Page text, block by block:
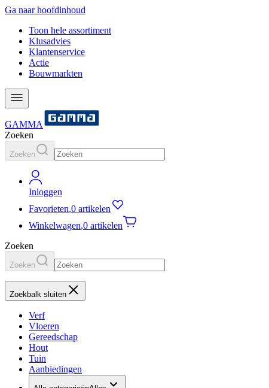
Ga naar hoofdinhoud
Toon hele assortiment
Klusadvies
Klantenservice
Actie
Bouwmarkten
GAMMA
Zoeken
Zoeken
Inloggen
Favorieten,0 artikelen
Winkelwagen,0 artikelen
Zoeken
Zoeken
Zoekbalk sluiten
Verf
Vloeren
Gereedschap
Hout
Tuin
Aanbiedingen